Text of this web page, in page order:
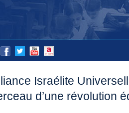
Israélite
d’une révolution